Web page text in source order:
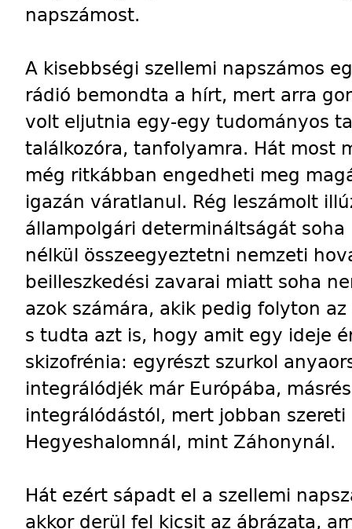
napszámost.
A kisebbségi szellemi napszámos
rádió bemondta a hírt, mert arra
volt eljutnia egy-egy tudományos
találkozóra, tanfolyamra. Hát most
még ritkábban engedheti meg
igazán váratlanul. Rég leszámolt
állampolgári determináltságát
nélkül összeegyeztetni nemzeti
beilleszkedési zavarai miatt soha
azok számára, akik pedig folyton
s tudta azt is, hogy amit egy ideje
skizofrénia: egyrészt szurkol
integrálódjék már Európába,
integrálódástól, mert jobban szereti
Hegyeshalomnál, mint Záhonynál.
Hát ezért sápadt el a szellemi
akkor derül fel kicsit az ábrázata,